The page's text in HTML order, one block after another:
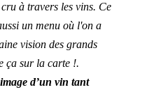
à travers les vins. Ce
un menu où l'on a
vision des grands
ça sur la carte !.
d’un vin tant